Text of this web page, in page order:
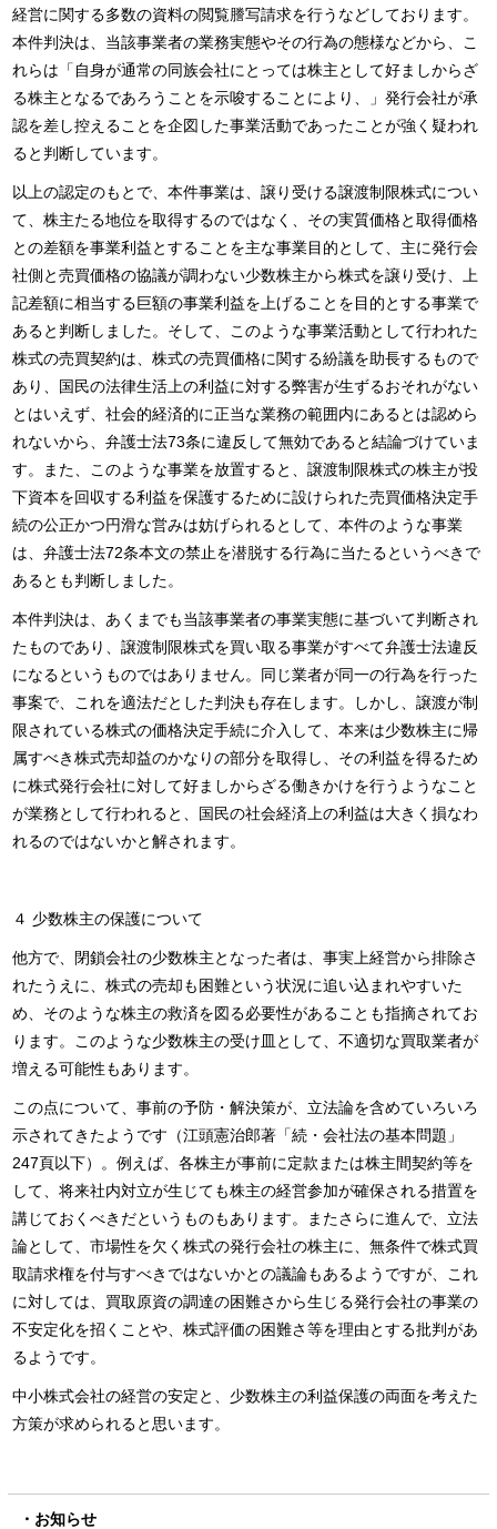
経営に関する多数の資料の閲覧謄写請求を行うなどしております。
本件判決は、当該事業者の業務実態やその行為の態様などから、こ
れらは「自身が通常の同族会社にとっては株主として好ましからざ
る株主となるであろうことを示唆することにより、」発行会社が承
認を差し控えることを企図した事業活動であったことが強く疑われ
ると判断しています。
以上の認定のもとで、本件事業は、譲り受ける譲渡制限株式につい
て、株主たる地位を取得するのではなく、その実質価格と取得価格
との差額を事業利益とすることを主な事業目的として、主に発行会
社側と売買価格の協議が調わない少数株主から株式を譲り受け、上
記差額に相当する巨額の事業利益を上げることを目的とする事業で
あると判断しました。そして、このような事業活動として行われた
株式の売買契約は、株式の売買価格に関する紛議を助長するもので
あり、国民の法律生活上の利益に対する弊害が生ずるおそれがない
とはいえず、社会的経済的に正当な業務の範囲内にあるとは認めら
れないから、弁護士法73条に違反して無効であると結論づけていま
す。また、このような事業を放置すると、譲渡制限株式の株主が投
下資本を回収する利益を保護するために設けられた売買価格決定手
続の公正かつ円滑な営みは妨げられるとして、本件のような事業
は、弁護士法72条本文の禁止を潜脱する行為に当たるというべきで
あるとも判断しました。
本件判決は、あくまでも当該事業者の事業実態に基づいて判断され
たものであり、譲渡制限株式を買い取る事業がすべて弁護士法違反
になるというものではありません。同じ業者が同一の行為を行った
事案で、これを適法だとした判決も存在します。しかし、譲渡が制
限されている株式の価格決定手続に介入して、本来は少数株主に帰
属すべき株式売却益のかなりの部分を取得し、その利益を得るため
に株式発行会社に対して好ましからざる働きかけを行うようなこと
が業務として行われると、国民の社会経済上の利益は大きく損なわ
れるのではないかと解されます。
４ 少数株主の保護について
他方で、閉鎖会社の少数株主となった者は、事実上経営から排除さ
れたうえに、株式の売却も困難という状況に追い込まれやすいた
め、そのような株主の救済を図る必要性があることも指摘されてお
ります。このような少数株主の受け皿として、不適切な買取業者が
増える可能性もあります。
この点について、事前の予防・解決策が、立法論を含めていろいろ
示されてきたようです（江頭憲治郎著「続・会社法の基本問題」
247頁以下）。例えば、各株主が事前に定款または株主間契約等を
して、将来社内対立が生じても株主の経営参加が確保される措置を
講じておくべきだというものもあります。またさらに進んで、立法
論として、市場性を欠く株式の発行会社の株主に、無条件で株式買
取請求権を付与すべきではないかとの議論もあるようですが、これ
に対しては、買取原資の調達の困難さから生じる発行会社の事業の
不安定化を招くことや、株式評価の困難さ等を理由とする批判があ
るようです。
中小株式会社の経営の安定と、少数株主の利益保護の両面を考えた
方策が求められると思います。
お知らせ